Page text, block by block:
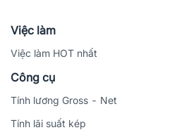
Việc làm
Việc làm HOT nhất
Công cụ
Tính lương Gross - Net
Tính lãi suất kép